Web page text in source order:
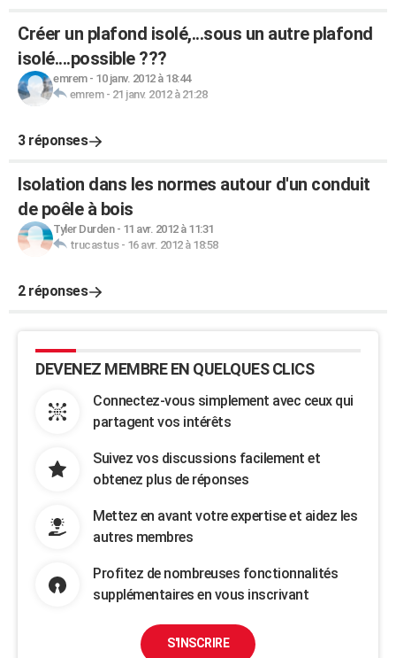
Créer un plafond isolé,...sous un autre plafond
isolé....possible ???
emrem- 10 janv. 2012 à 18:44
emrem- 21 janv. 2012 à 21:28
3 réponses
Isolation dans les normes autour d'un conduit
de poêle à bois
Tyler Durden- 11 avr. 2012 à 11:31
trucastus- 16 avr. 2012 à 18:58
2 réponses
DEVENEZ MEMBRE EN QUELQUES CLICS
Connectez-vous simplement avec ceux qui
partagent vos intérêts
Suivez vos discussions facilement et
obtenez plus de réponses
Mettez en avant votre expertise et aidez les
autres membres
Profitez de nombreuses fonctionnalités
supplémentaires en vous inscrivant
S'INSCRIRE